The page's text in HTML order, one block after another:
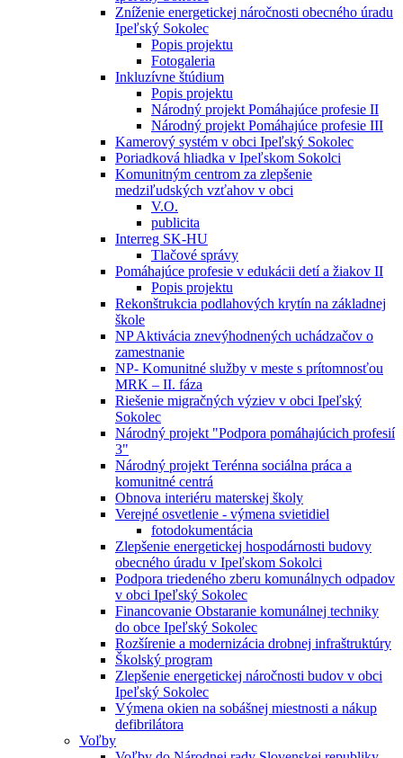
Zníženie energetickej náročnosti obecného úradu
Ipeľský Sokolec
Popis projektu
Fotogaleria
Inkluzívne štúdium
Popis projektu
Národný projekt Pomáhajúce profesie II
Národný projekt Pomáhajúce profesie III
Kamerový systém v obci Ipeľský Sokolec
Poriadková hliadka v Ipeľskom Sokolci
Komunitným centrom za zlepšenie
medziľudských vzťahov v obci
V.O.
publicita
Interreg SK-HU
Tlačové správy
Pomáhajúce profesie v edukácii detí a žiakov II
Popis projektu
Rekonštrukcia podlahových krytín na základnej
škole
NP Aktivácia znevýhodnených uchádzačov o
zamestnanie
NP- Komunitné služby v meste s prítomnosťou
MRK – II. fáza
Riešenie migračných výziev v obci Ipeľský
Sokolec
Národný projekt "Podpora pomáhajúcich profesií
3"
Národný projekt Terénna sociálna práca a
komunitné centrá
Obnova interiéru materskej školy
Verejné osvetlenie - výmena svietidiel
fotodokumentácia
Zlepšenie energetickej hospodárnosti budovy
obecného úradu v Ipeľskom Sokolci
Podpora triedeného zberu komunálnych odpadov
v obci Ipeľský Sokolec
Financovanie Obstaranie komunálnej techniky
do obce Ipeľský Sokolec
Rozšírenie a modernizácia drobnej infraštruktúry
Školský program
Zlepšenie energetickej náročnosti budov v obci
Ipeľský Sokolec
Výmena okien na sobášnej miestnosti a nákup
defibrilátora
Voľby